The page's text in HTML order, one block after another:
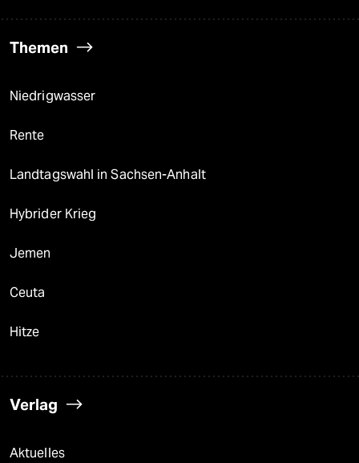
Themen
Niedrigwasser
Rente
Landtagswahl in Sachsen-Anhalt
Hybrider Krieg
Jemen
Ceuta
Hitze
Verlag
Aktuelles